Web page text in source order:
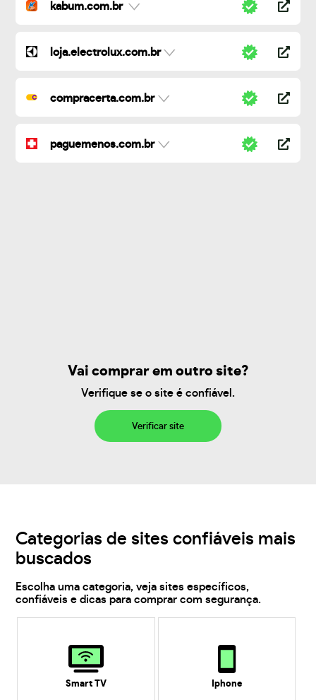
kabum.com.br
loja.electrolux.com.br
compracerta.com.br
paguemenos.com.br
Vai comprar em outro site?
Verifique se o site é confiável.
Verificar site
Categorias de sites confiáveis mais
buscados
Escolha uma categoria, veja sites específicos,
confiáveis e dicas para comprar com segurança.
Smart TV Iphone